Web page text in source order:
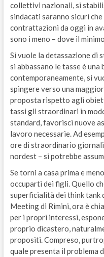
collettivi nazionali, si
sindacati saranno sicuri
contrattazioni da oggi in
sono i meno – dove il
Si vuole la detassazione di
si abbassano le tasse è una
contemporaneamente, si
spingere verso una
proposta rispetto agli
tassi gli straordinari in
standard, favorisci nuove
lavoro necessarie. Ad
ore di straordinario
nordest – si potrebbe
Se torni a casa prima e
occuparti dei figli. Quello
superficialità dei think tank
Meeting di Rimini, ora è
per i propri interessi,
proprio dicastero,
propositi. Compreso,
quale presenta il problema